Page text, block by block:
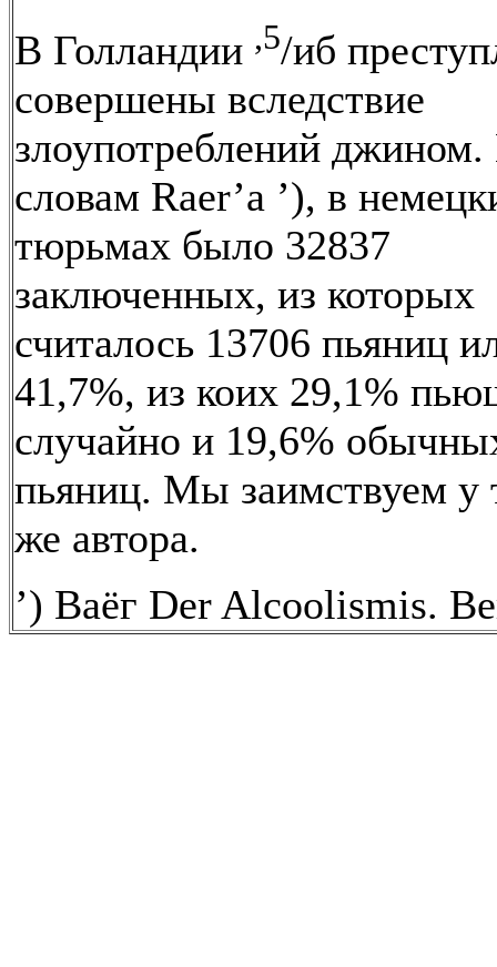
В Голландии ,5/иб
совершены вследствие
злоупотреблений
словам Raer’a ’), в
тюрьмах было 32837
заключенных, из которых
считалось 13706 пьяниц
41,7%, из коих 29,1%
случайно и 19,6%
пьяниц. Мы заимствуем у
же автора.
’) Ваёг Der Alcoolismis.